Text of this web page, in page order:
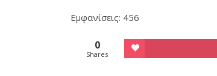
Εμφανίσεις: 456
0
Shares